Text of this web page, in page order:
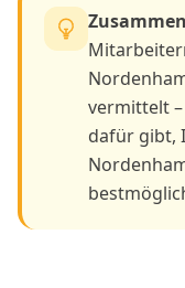
vermittelt
dafür gibt,